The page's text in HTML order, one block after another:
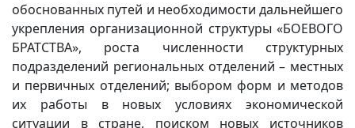
обоснованных путей и необходимости дальнейшего
укрепления организационной структуры «БОЕВОГО
БРАТСТВА», роста численности структурных
подразделений региональных отделений – местных
и первичных отделений; выбором форм и методов
их работы в новых условиях экономической
ситуации в стране, поиском новых источников